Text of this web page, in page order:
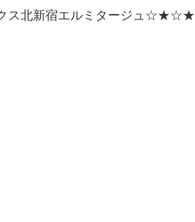
北新宿エルミタージュ☆★☆★